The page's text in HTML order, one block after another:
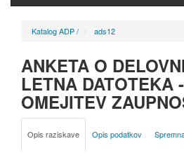
Katalog ADP/ ads12
ANKETA O
LETNA DATOTEKA
OMEJITEV
Opis raziskave Opis podatkov